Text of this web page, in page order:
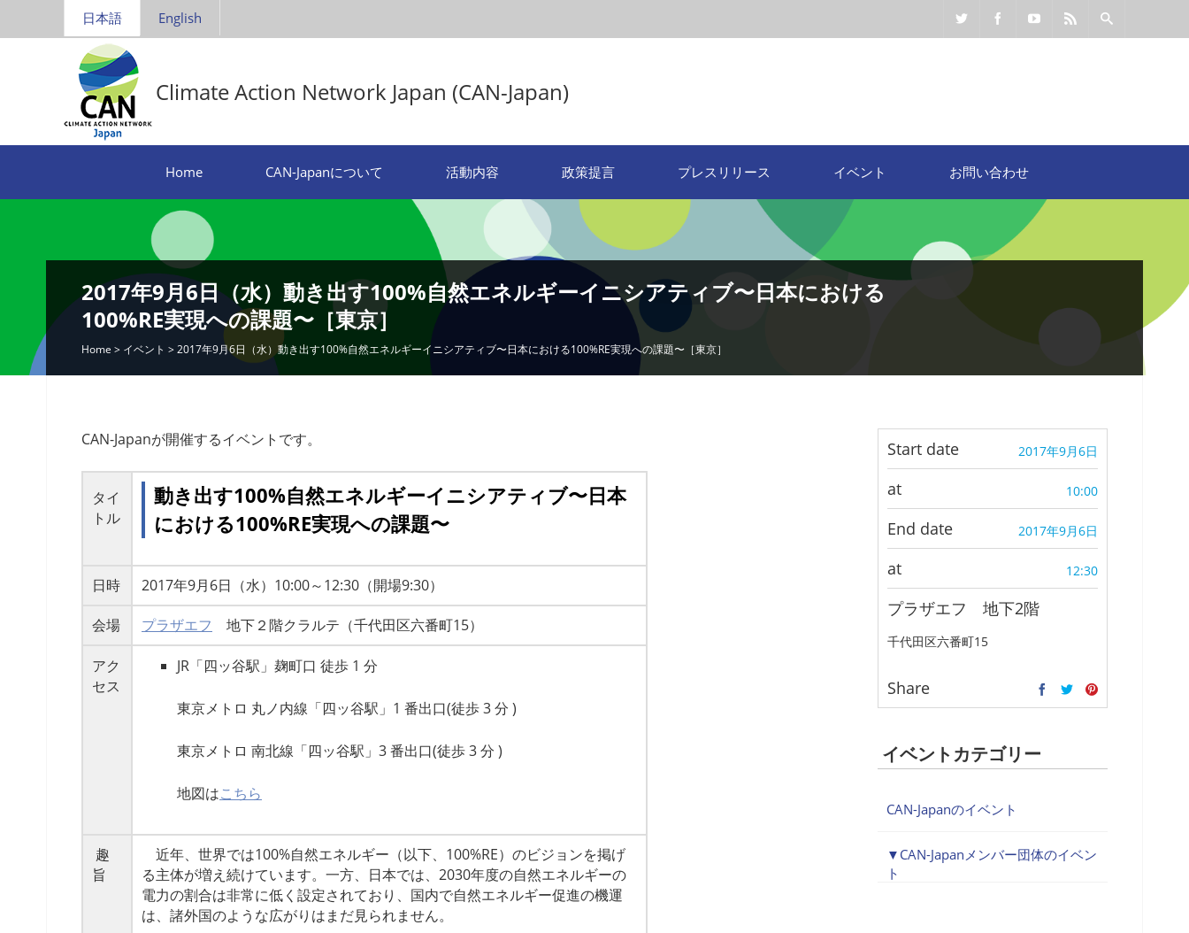
日本語 English
Climate Action Network Japan (CAN-Japan)
Home CAN-Japanについて 活動内容 政策提言 プレスリリース イベント お問い合わせ
2017年9月6日（水）動き出す100%自然エネルギーイニシアティブ〜日本における
100%RE実現への課題〜［東京］
Home > イベント >2017年9月6日（水）動き出す100%自然エネルギーイニシアティブ〜日本における100%RE実現への課題〜［東京］
CAN-Japanが開催するイベントです。
タイ
トル
動き出す100%自然エネルギーイニシアティブ〜日本
における100%RE実現への課題〜
日時 2017年9月6日（水）10:00～12:30（開場9:30）
会場 プラザエフ 地下２階クラルテ（千代田区六番町15）
アク
セス
JR「四ッ谷駅」麹町口 徒歩 1 分
東京メトロ 丸ノ内線「四ッ谷駅」1 番出口(徒歩 3 分 )
東京メトロ 南北線「四ッ谷駅」3 番出口(徒歩 3 分 )
地図はこちら
趣
旨
近年、世界では100%自然エネルギー（以下、100%RE）のビジョンを掲げ
る主体が増え続けています。一方、日本では、2030年度の自然エネルギーの
電力の割合は非常に低く設定されており、国内で自然エネルギー促進の機運
は、諸外国のような広がりはまだ見られません。
Start date 2017年9月6日
at 10:00
End date 2017年9月6日
at 12:30
プラザエフ 地下2階
千代田区六番町15
Share
イベントカテゴリー
CAN-Japanのイベント
CAN-Japanメンバー団体のイベン
ト